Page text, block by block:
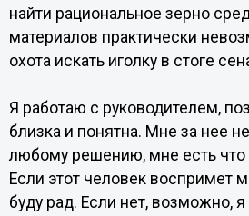
найти рациональное зерно
материалов практически
охота искать иголку в стоге
Я работаю с руководителем,
близка и понятна. Мне за нее
любому решению, мне есть что
Если этот человек воспримет
буду рад. Если нет, возможно,